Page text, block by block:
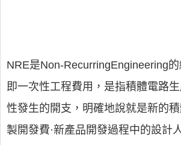
NRE是Non-RecurringEngineering
即一次性工程費用，是指積體電路
性發生的開支，明確地說就是新的
製開發費·新產品開發過程中的設計